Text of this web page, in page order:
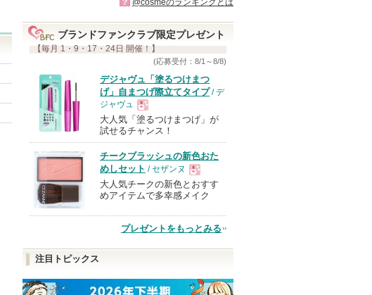
? @cosmeのランキングとは
ブランドファンクラブ限定プレゼント
【毎月 1・9・17・24日 開催！】
(応募受付：8/1～8/8)
デジャヴュ「塗るつけまつ
げ」自まつげ際立てタイプ/ デ
ジャヴュ
現
品
大人気「塗るつけまつげ」が
試せるチャンス！
チークブラッシュの新色おた
めしセット / セザンヌ
現
品
大人気チークの新色とおすす
めアイテムで多幸感メイク
プレゼントをもっとみる
注目トピックス